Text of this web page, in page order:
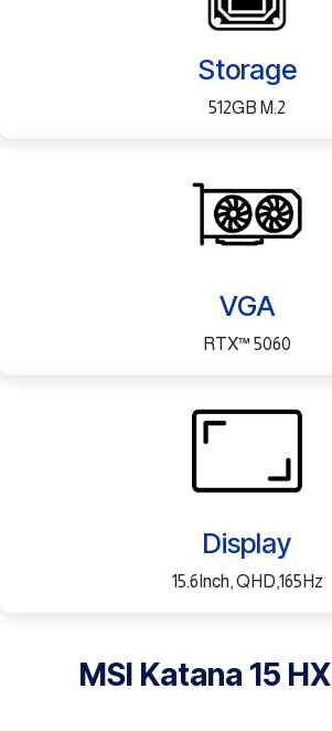
Storage
512GB M.2
VGA
RTX™ 5060
Display
15.6Inch, QHD,165Hz
MSI Katana 15